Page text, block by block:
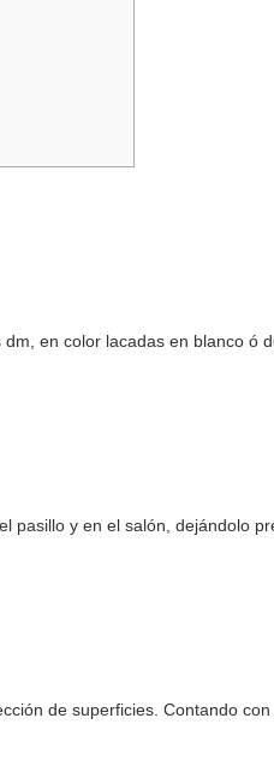
en color lacadas en blanco ó
pasillo y en el salón, dejándolo
de superficies. Contando